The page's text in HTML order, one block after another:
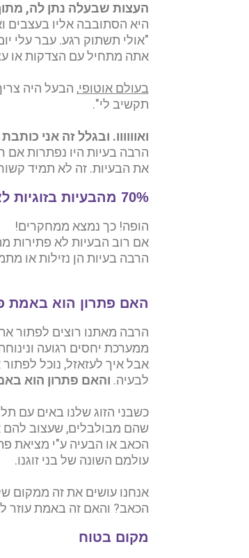
העצות שבעלה נתן לה,
היא הסתובבה אליו בעצבים
"אולי תשתוק רגע. עבר עלי
אתה מתחיל עם הצדקות או
בעולם אוטופי, הבעל היה
תקשיב לי".
ואוווווו. ובגלל זה אני
הרבה בעיות היו נפתרות אם
את הבעיות. זה לא תמיד
70% מהבעיות בזוגיות לא פתירות
הופה! כך נמצא ממחקרים!
אם רוב הבעיות לא פתירות
הרבה בעיות הן נזילות או
האם פתרון הוא באמת
הרבה מאתנו רוצים לפתור
ממערכת יחסים רגועה
אבל איך לעזאזל, נוכל
לבעיה. והאם פתרון הוא
כשבני הזוג שלנו באים עם
שהם מבולבלים, שעצוב להם
הכאב או הבעיה ע"י מציאת
עולמם השונה של בני זוגנו.
אנחנו עושים את זה ממקום
הכאב? והאם זה באמת עוזר
מקום בטוח